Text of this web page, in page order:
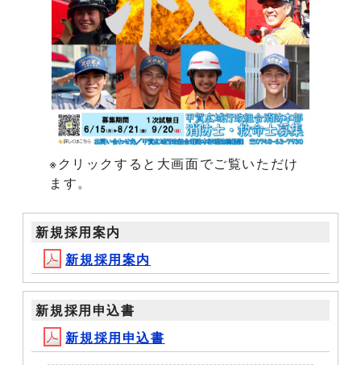
※クリックすると大画面でご覧いただけ
ます。
新規採用案内
新規採用案内
新規採用申込書
新規採用申込書